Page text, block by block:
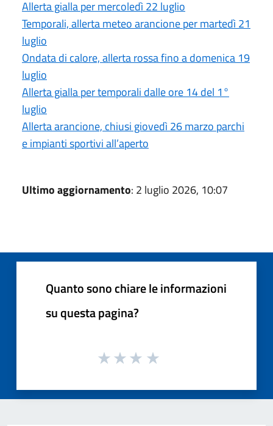
Allerta gialla per mercoledì 22 luglio
Temporali, allerta meteo arancione per martedì 21
luglio
Ondata di calore, allerta rossa fino a domenica 19
luglio
Allerta gialla per temporali dalle ore 14 del 1°
luglio
Allerta arancione, chiusi giovedì 26 marzo parchi
e impianti sportivi all’aperto
Ultimo aggiornamento: 2 luglio 2026, 10:07
Quanto sono chiare le informazioni
su questa pagina?